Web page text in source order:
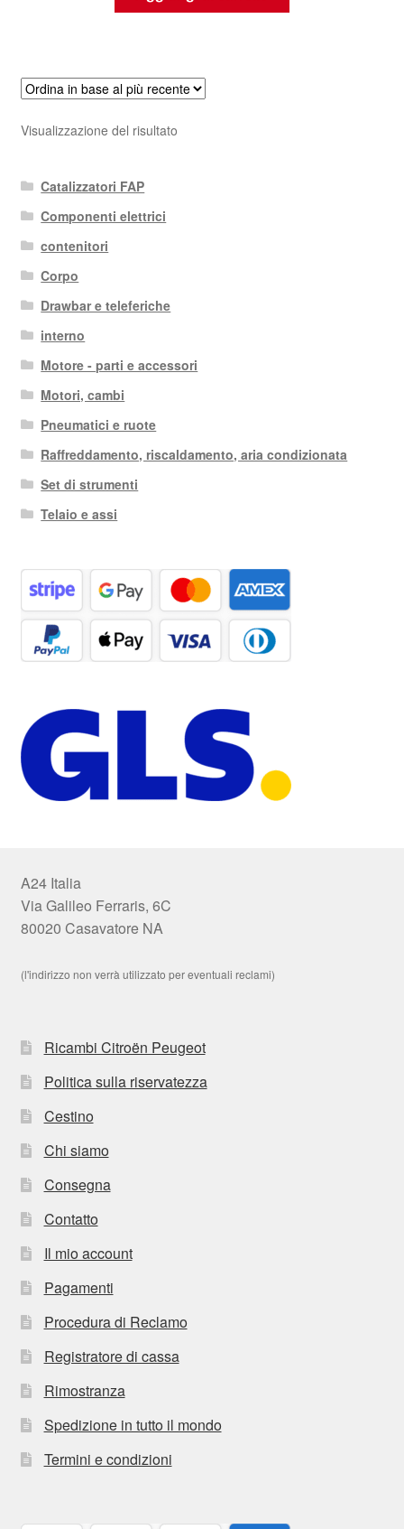
Visualizzazione del risultato
Catalizzatori FAP
Componenti elettrici
contenitori
Corpo
Drawbar e teleferiche
interno
Motore - parti e accessori
Motori, cambi
Pneumatici e ruote
Raffreddamento, riscaldamento, aria condizionata
Set di strumenti
Telaio e assi
A24 Italia
Via Galileo Ferraris, 6C
80020 Casavatore NA
(l'indirizzo non verrà utilizzato per eventuali reclami)
Ricambi Citroën Peugeot
Politica sulla riservatezza
Cestino
Chi siamo
Consegna
Contatto
Il mio account
Pagamenti
Procedura di Reclamo
Registratore di cassa
Rimostranza
Spedizione in tutto il mondo
Termini e condizioni